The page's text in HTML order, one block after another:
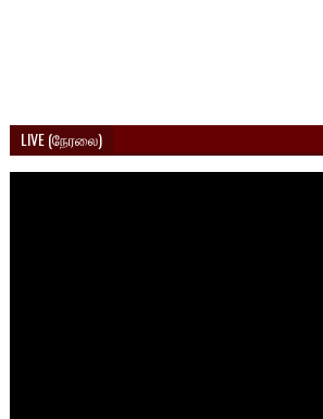
LIVE (நேரலை)